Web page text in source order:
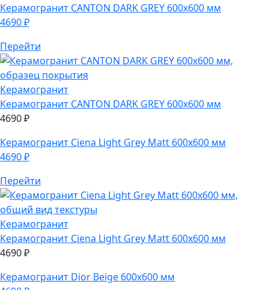
Керамогранит CANTON DARK GREY 600х600 мм
4690₽
Перейти
Керамогранит
Керамогранит CANTON DARK GREY 600х600 мм
4690₽
Керамогранит Ciena Light Grey Matt 600х600 мм
4690₽
Перейти
Керамогранит
Керамогранит Ciena Light Grey Matt 600х600 мм
4690₽
Керамогранит Dior Beige 600х600 мм